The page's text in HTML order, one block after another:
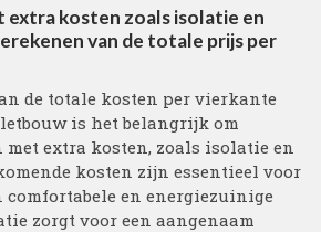
extra kosten zoals isolatie en
van de totale prijs per
de totale kosten per vierkante
is het belangrijk om
extra kosten, zoals isolatie en
kosten zijn essentieel voor
comfortabele en energiezuinige
zorgt voor een aangenaam